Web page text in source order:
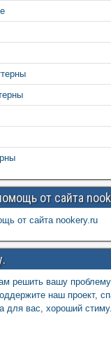
от сайта
от сайта nookery.ru
решить вашу
наш проект,
для вас, хороший